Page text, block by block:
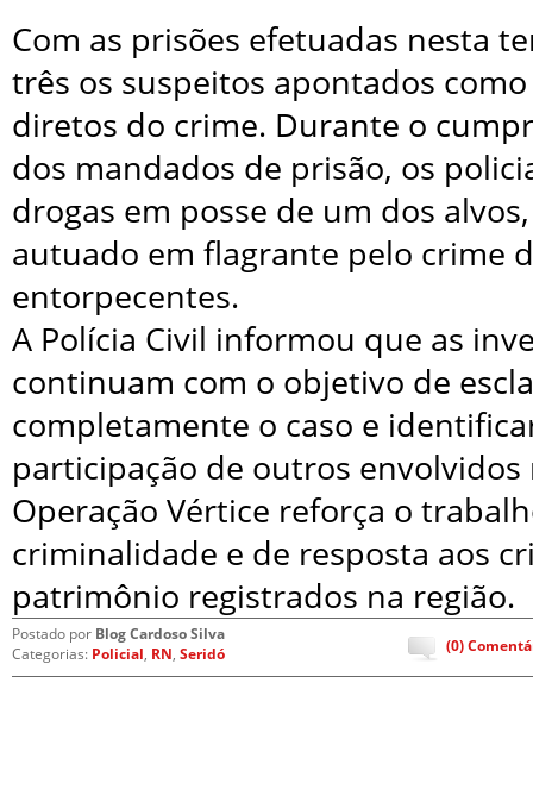
Com as prisões efetuadas nesta
três os suspeitos apontados
diretos do crime. Durante o
dos mandados de prisão, os
drogas em posse de um dos
autuado em flagrante pelo crime
entorpecentes.
A Polícia Civil informou que as
continuam com o objetivo de
completamente o caso e
participação de outros envolvidos
Operação Vértice reforça o
criminalidade e de resposta aos
patrimônio registrados na região.
Postado por Blog Cardoso Silva
Categorias: Policial, RN, Seridó (0)